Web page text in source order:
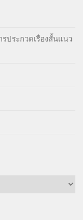
รประกวดเรื่องสั้นแนว